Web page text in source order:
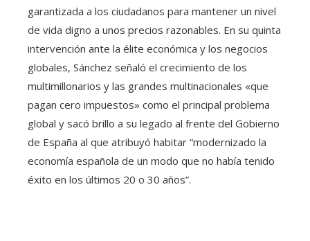
garantizada a los ciudadanos para mantener un nivel
de vida digno a unos precios razonables. En su quinta
intervención ante la élite económica y los negocios
globales, Sánchez señaló el crecimiento de los
multimillonarios y las grandes multinacionales «que
pagan cero impuestos» como el principal problema
global y sacó brillo a su legado al frente del Gobierno
de España al que atribuyó habitar “modernizado la
economía española de un modo que no había tenido
éxito en los últimos 20 o 30 años”.